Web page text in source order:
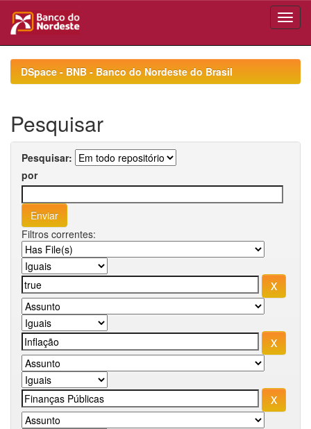
navigationDSpace - BNB - Banco do Nordeste do Brasil
Pesquisar
Pesquisar:
por
Filtros correntes: